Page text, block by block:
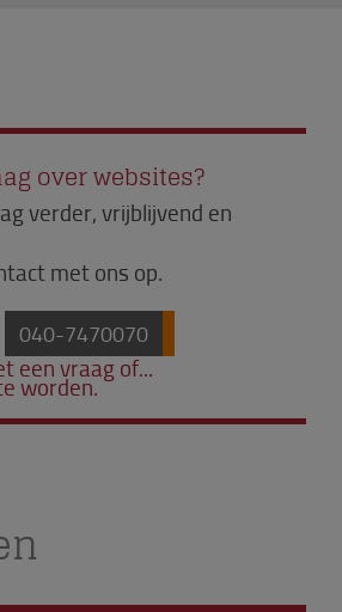
over websites?
verder, vrijblijvend en
met ons op.
040-7470070
een vraag of...
worden.